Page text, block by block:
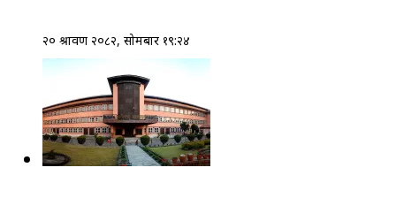
२० श्रावण २०८२, सोमबार १९:२४